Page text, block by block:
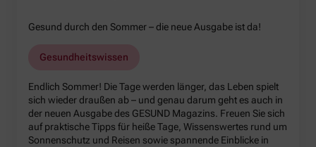
Gesund durch den Sommer – die neue Ausgabe ist da!
Gesundheitswissen
Endlich Sommer! Die Tage werden länger, das Leben spielt
sich wieder draußen ab – und genau darum geht es auch in
der neuen Ausgabe des GESUND Magazins. Freuen Sie sich
auf praktische Tipps für heiße Tage, Wissenswertes rund um
Sonnenschutz und Reisen sowie spannende Einblicke in